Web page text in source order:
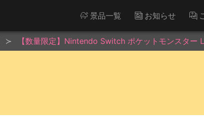
景品一覧 お知らせ
【数量限定】Nintendo Switch ポケットモンスター